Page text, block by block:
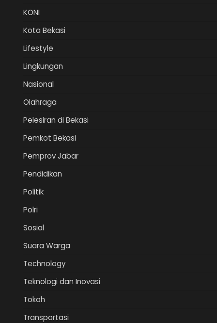
KONI
Kota Bekasi
Lifestyle
Lingkungan
Nasional
Olahraga
Pelesiran di Bekasi
Pemkot Bekasi
Pemprov Jabar
Pendidikan
Politik
Polri
Sosial
Suara Warga
Technology
Teknologi dan Inovasi
Tokoh
Transportasi